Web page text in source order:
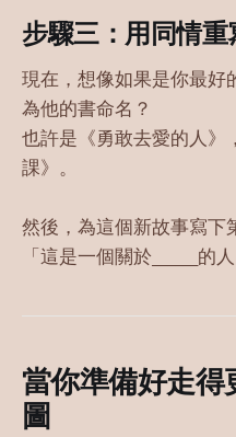
步驟三：用同情重
現在，想像如果是你最好
為他的書命名？
也許是《勇敢去愛的人》
課》。
然後，為這個新故事寫下
「這是一個關於______的
當你準備好走
圖